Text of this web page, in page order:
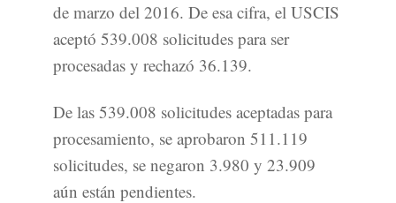
de marzo del 2016. De esa cifra, el USCIS
aceptó 539.008 solicitudes para ser
procesadas y rechazó 36.139.
De las 539.008 solicitudes aceptadas para
procesamiento, se aprobaron 511.119
solicitudes, se negaron 3.980 y 23.909
aún están pendientes.